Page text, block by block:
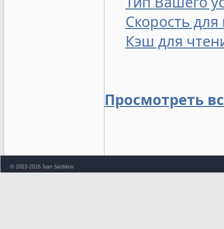
Скорость
Кэш для
Просмотреть
© 2003-2026 Ivan Saldikov